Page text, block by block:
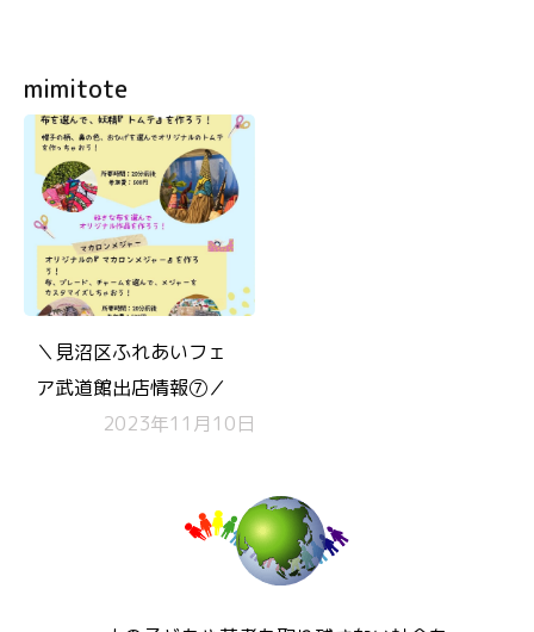
mimitote
＼見沼区ふれあいフェ
ア武道館出店情報➆／
2023年11月10日